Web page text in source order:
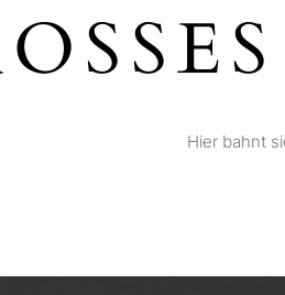
Hier bahnt